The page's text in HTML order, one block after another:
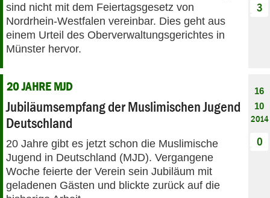
sind nicht mit dem Feiertagsgesetz von
Nordrhein-Westfalen vereinbar. Dies geht aus
einem Urteil des Oberverwaltungsgerichtes in
Münster hervor.
3
20 JAHRE MJD
Jubiläumsempfang der Muslimischen Jugend
Deutschland
20 Jahre gibt es jetzt schon die Muslimische
Jugend in Deutschland (MJD). Vergangene
Woche feierte der Verein sein Jubiläum mit
geladenen Gästen und blickte zurück auf die
16
10
2014
0